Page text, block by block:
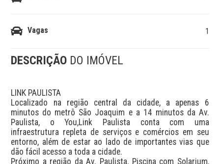
Vagas 1
DESCRIÇÃO DO IMÓVEL
LINK PAULISTA
Localizado na região central da cidade, a apenas 6
minutos do metrô São Joaquim e a 14 minutos da Av.
Paulista, o You,Link Paulista conta com uma
infraestrutura repleta de serviços e comércios em seu
entorno, além de estar ao lado de importantes vias que
dão fácil acesso a toda a cidade.
Próximo a região da Av. Paulista, Piscina com Solarium,